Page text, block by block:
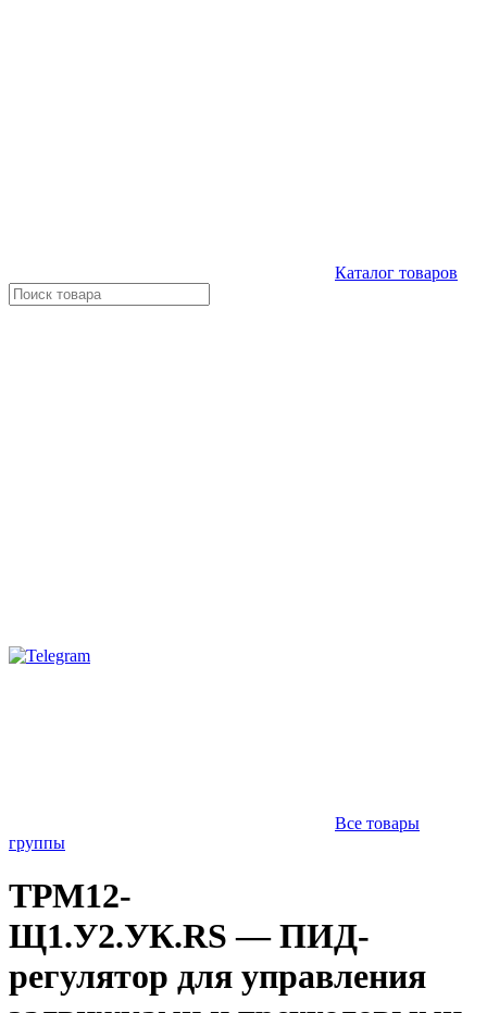
Каталог товаров
Все товары
группы
ТРМ12-
Щ1.У2.УК.RS — ПИД-
регулятор для управления